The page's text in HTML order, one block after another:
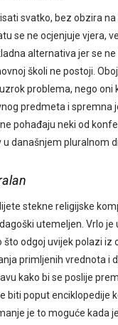
svatko, bez obzira
se ne ocjenjuje vjera,
alternativa jer se
školi ne postoji.
problema, nego
predmeta i spremna
pohađaju neki od
današnjem pluralnom
stekne religijske
utemeljen. Vrlo
odgoj uvijek polazi iz
primljenih vrednota i
kako bi se poslije
biti poput enciklopedije
je to moguće kada